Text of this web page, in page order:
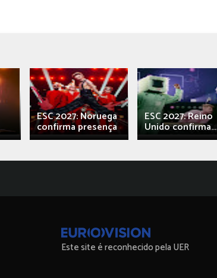
ESC 2027: Noruega
confirma presença
ESC 2027: Reino
Unido confirma...
Este site é reconhecido pela UER